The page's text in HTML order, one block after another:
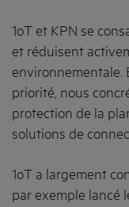
1oT et KPN se
et réduisent
environnementale.
priorité, nous
protection de la
solutions de
1oT a largement
par exemple lancé